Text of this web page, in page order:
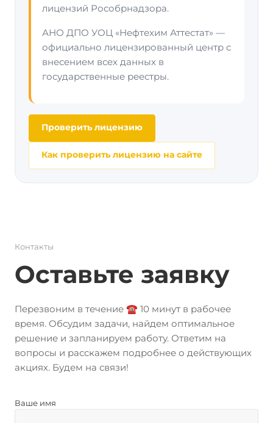
лицензий Рособрнадзора.
АНО ДПО УОЦ «Нефтехим Аттестат» —
официально лицензированный центр с
внесением всех данных в
государственные реестры.
Проверить лицензию
Как проверить лицензию на сайте
Контакты
Оставьте заявку
Перезвоним в течение ☎️ 10 минут в рабочее
время. Обсудим задачи, найдем оптимальное
решение и запланируем работу. Ответим на
вопросы и расскажем подробнее о действующих
акциях. Будем на связи!
Ваше имя